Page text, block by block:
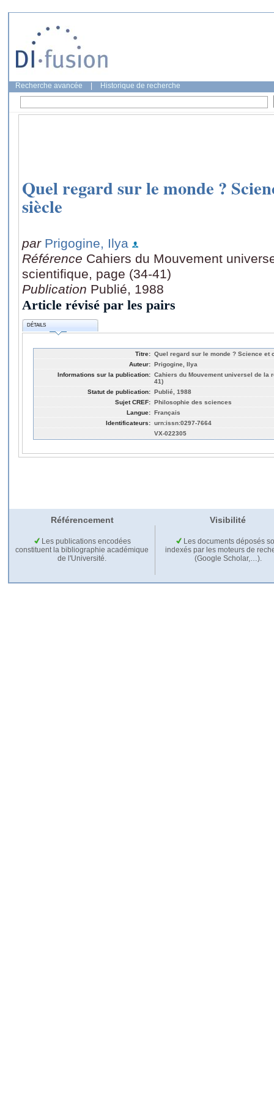
Recherche avancée Historique de recherche
Quel regard sur le monde ?
siècle
par Prigogine, Ilya
Référence Cahiers du Mouvement
scientifique, page (34-41)
Publication Publié, 1988
Article révisé par les pairs
DÉTAILS
Titre: Quel regard sur le monde ? Science et
Auteur: Prigogine, Ilya
Informations sur la publication: Cahiers du Mouvement universel de la
41)
Statut de publication: Publié, 1988
Sujet CREF: Philosophie des sciences
Langue: Français
Identificateurs: urn:issn:0297-7664
VX-022305
Référencement Visibilité
Les publications encodées
constituent la bibliographie académique
de l'Université.
Les documents déposés
indexés par les moteurs de
(Google Scholar,…).